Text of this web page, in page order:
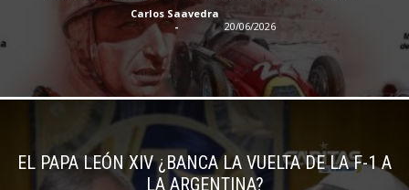
Carlos Saavedra
-
20/06/2026
EL PAPA LEÓN XIV ¿BANCA LA VUELTA DE LA F-1 A
LA ARGENTINA?